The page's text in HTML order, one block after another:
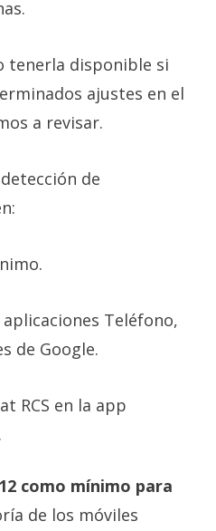
tenerla disponible si
ajustes en el
a revisar.
de
Teléfono,
de Google.
RCS en la app
como mínimo para
de los móviles